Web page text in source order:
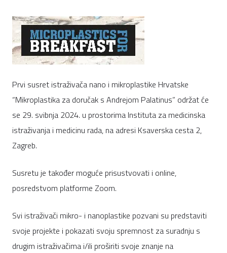
Prvi susret istraživača nano i mikroplastike Hrvatske
“Mikroplastika za doručak s Andrejom Palatinus” održat će
se 29. svibnja 2024. u prostorima Instituta za medicinska
istraživanja i medicinu rada, na adresi Ksaverska cesta 2,
Zagreb.
Susretu je također moguće prisustvovati i online,
posredstvom platforme Zoom.
Svi istraživači mikro- i nanoplastike pozvani su predstaviti
svoje projekte i pokazati svoju spremnost za suradnju s
drugim istraživačima i/ili proširiti svoje znanje na